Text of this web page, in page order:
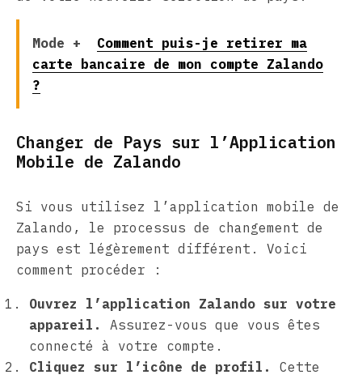
Mode +
Comment puis-je retirer ma
carte bancaire de mon compte Zalando
?
Changer de Pays sur l’Application
Mobile de Zalando
Si vous utilisez l’application mobile de
Zalando, le processus de changement de
pays est légèrement différent. Voici
comment procéder :
Ouvrez l’application Zalando sur votre
appareil.
Assurez-vous que vous êtes
connecté à votre compte.
Cliquez sur l’icône de profil.
Cette